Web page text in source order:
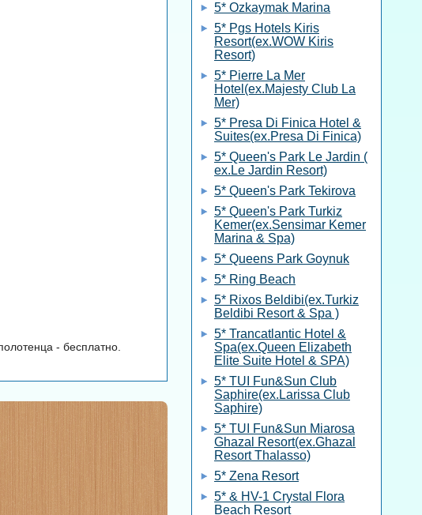
- бесплатно.
5* Ozkaymak Marina
5* Pgs Hotels Kiris
Resort(ex.WOW Kiris
Resort)
5* Pierre La Mer
Hotel(ex.Majesty Club La
Mer)
5* Presa Di Finica Hotel &
Suites(ex.Presa Di Finica)
5* Queen's Park Le Jardin (
ex.Le Jardin Resort)
5* Queen's Park Tekirova
5* Queen's Park Turkiz
Kemer(ex.Sensimar Kemer
Marina & Spa)
5* Queens Park Goynuk
5* Ring Beach
5* Rixos Beldibi(ex.Turkiz
Beldibi Resort & Spa )
5* Trancatlantic Hotel &
Spa(ex.Queen Elizabeth
Elite Suite Hotel & SPA)
5* TUI Fun&Sun Club
Saphire(ex.Larissa Club
Saphire)
5* TUI Fun&Sun Miarosa
Ghazal Resort(ex.Ghazal
Resort Thalasso)
5* Zena Resort
5* & HV-1 Crystal Flora
Beach Resort